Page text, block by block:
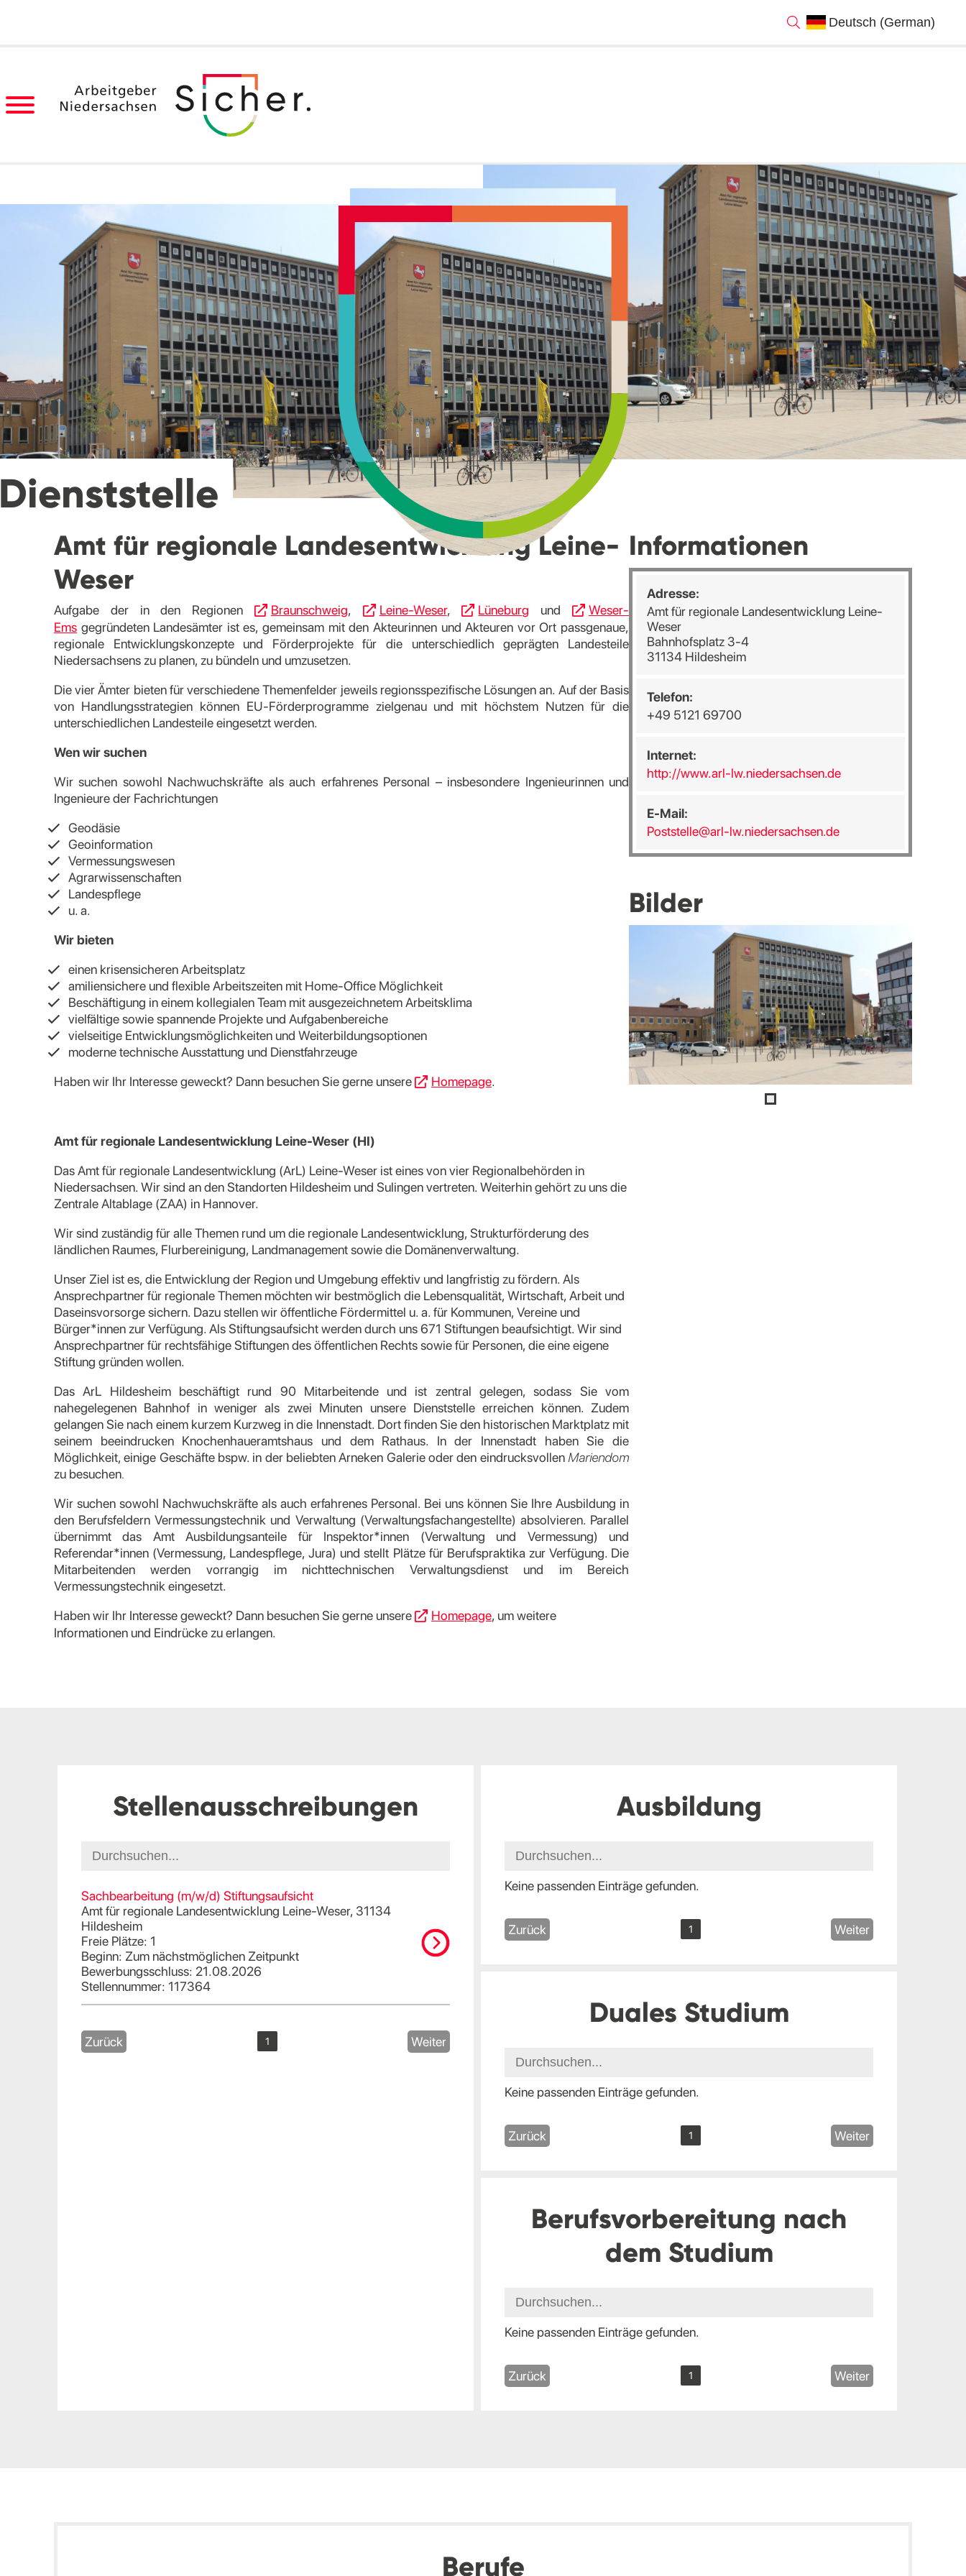
Amt für regionale Landesentwicklung Leine-
Weser
Aufgabe der in den Regionen Braunschweig, Leine-Weser, Lüneburg und
Weser-
Ems gegründeten Landesämter ist es, gemeinsam mit den Akteurinnen und Akteuren vor Ort passgenaue,
regionale Entwicklungskonzepte und Förderprojekte für die unterschiedlich geprägten Landesteile
Niedersachsens zu planen, zu bündeln und umzusetzen.
Die vier Ämter bieten für verschiedene Themenfelder jeweils regionsspezifische Lösungen an. Auf der Basis
von Handlungsstrategien können EU-Förderprogramme zielgenau und mit höchstem Nutzen für die
unterschiedlichen Landesteile eingesetzt werden.
Wen wir suchen
Wir suchen sowohl Nachwuchskräfte als auch erfahrenes Personal – insbesondere Ingenieurinnen und
Ingenieure der Fachrichtungen
Geodäsie
Geoinformation
Vermessungswesen
Agrarwissenschaften
Landespflege
u. a.
Wir bieten
einen krisensicheren Arbeitsplatz
amiliensichere und flexible Arbeitszeiten mit Home-Office Möglichkeit
Beschäftigung in einem kollegialen Team mit ausgezeichnetem Arbeitsklima
vielfältige sowie spannende Projekte und Aufgabenbereiche
vielseitige Entwicklungsmöglichkeiten und Weiterbildungsoptionen
moderne technische Ausstattung und Dienstfahrzeuge
Haben wir Ihr Interesse geweckt? Dann besuchen Sie gerne unsere
Homepage.
Amt für regionale Landesentwicklung Leine-Weser (HI)
Das Amt für regionale Landesentwicklung (ArL) Leine-Weser ist eines von vier Regionalbehörden in
Niedersachsen. Wir sind an den Standorten Hildesheim und Sulingen vertreten. Weiterhin gehört zu uns die
Zentrale Altablage (ZAA) in Hannover.
Wir sind zuständig für alle Themen rund um die regionale Landesentwicklung, Strukturförderung des
ländlichen Raumes, Flurbereinigung, Landmanagement sowie die Domänenverwaltung.
Unser Ziel ist es, die Entwicklung der Region und Umgebung effektiv und langfristig zu fördern. Als
Ansprechpartner für regionale Themen möchten wir bestmöglich die Lebensqualität, Wirtschaft, Arbeit und
Daseinsvorsorge sichern. Dazu stellen wir öffentliche Fördermittel u. a. für Kommunen, Vereine und
Bürger*innen zur Verfügung. Als Stiftungsaufsicht werden durch uns 671 Stiftungen beaufsichtigt. Wir sind
Ansprechpartner für rechtsfähige Stiftungen des öffentlichen Rechts sowie für Personen, die eine eigene
Stiftung gründen wollen.
Das ArL Hildesheim beschäftigt rund 90 Mitarbeitende und ist zentral gelegen, sodass Sie vom
nahegelegenen Bahnhof in weniger als zwei Minuten unsere Dienststelle erreichen können. Zudem
gelangen Sie nach einem kurzem Kurzweg in die Innenstadt. Dort finden Sie den historischen Marktplatz mit
seinem beeindrucken Knochenhaueramtshaus und dem Rathaus. In der Innenstadt haben Sie die
Möglichkeit, einige Geschäfte bspw. in der beliebten Arneken Galerie oder den eindrucksvollen Mariendom
zu besuchen.
Wir suchen sowohl Nachwuchskräfte als auch erfahrenes Personal. Bei uns können Sie Ihre Ausbildung in
den Berufsfeldern Vermessungstechnik und Verwaltung (Verwaltungsfachangestellte) absolvieren. Parallel
übernimmt das Amt Ausbildungsanteile für Inspektor*innen (Verwaltung und Vermessung) und
Referendar*innen (Vermessung, Landespflege, Jura) und stellt Plätze für Berufspraktika zur Verfügung. Die
Mitarbeitenden werden vorrangig im nichttechnischen Verwaltungsdienst und im Bereich
Vermessungstechnik eingesetzt.
Haben wir Ihr Interesse geweckt? Dann besuchen Sie gerne unsere
Homepage, um weitere
Informationen und Eindrücke zu erlangen.
Informationen
Adresse:
Amt für regionale Landesentwicklung Leine-
Weser
Bahnhofsplatz 3-4
31134 Hildesheim
Telefon:
+49 5121 69700
Internet:
http://www.arl-lw.niedersachsen.de
E-Mail:
Poststelle@arl-lw.niedersachsen.de
Bilder
Stellenausschreibungen
Sachbearbeitung (m/w/d) Stiftungsaufsicht
Amt für regionale Landesentwicklung Leine-Weser, 31134
Hildesheim
Freie Plätze: 1
Beginn: Zum nächstmöglichen Zeitpunkt
Bewerbungsschluss: 21.08.2026
Stellennummer: 117364
Zurück 1 Weiter
Ausbildung
Keine passenden Einträge gefunden.
Zurück 1 Weiter
Duales Studium
Keine passenden Einträge gefunden.
Zurück 1 Weiter
Berufsvorbereitung nach
dem Studium
Keine passenden Einträge gefunden.
Zurück 1 Weiter
Berufe